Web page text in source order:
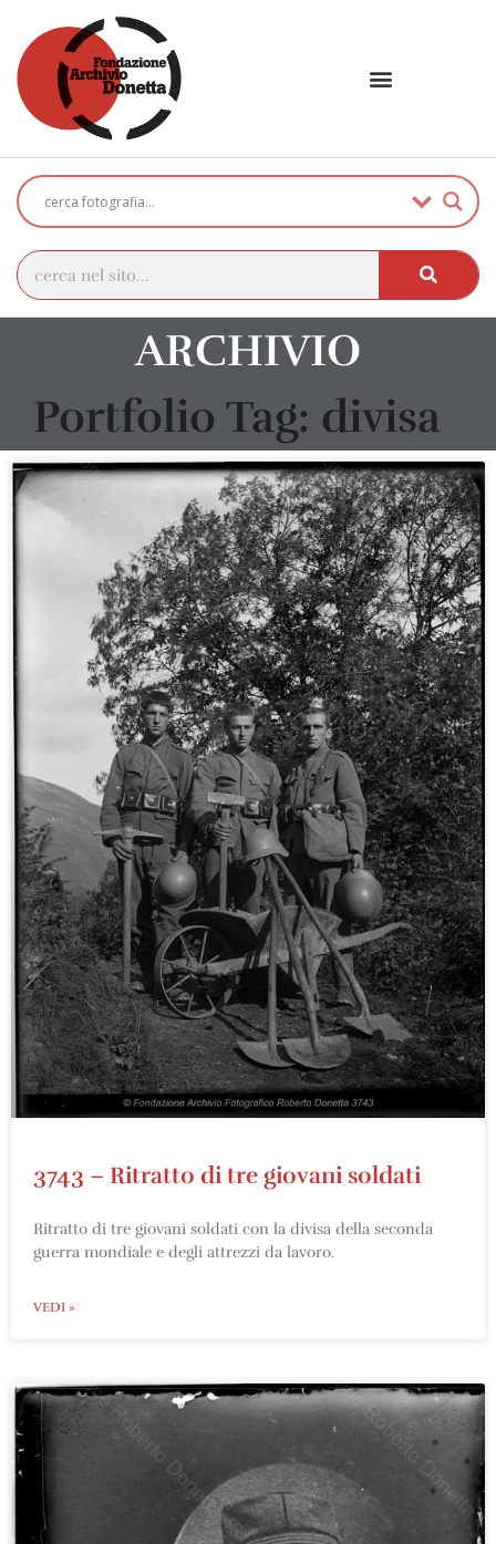
ARCHIVIO
Portfolio Tag: divisa
3743 – Ritratto di tre giovani soldati
Ritratto di tre giovani soldati con la divisa della seconda
guerra mondiale e degli attrezzi da lavoro.
VEDI »